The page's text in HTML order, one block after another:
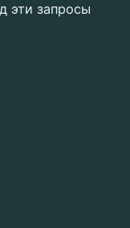
эти запросы